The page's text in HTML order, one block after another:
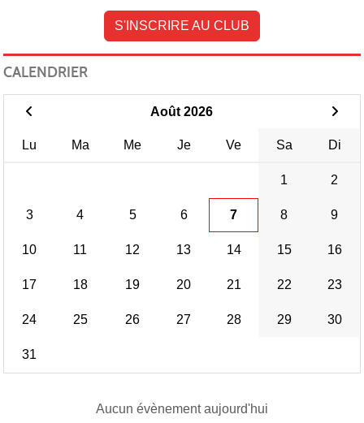
S'INSCRIRE AU CLUB
CALENDRIER
Août 2026
Lu Ma Me Je Ve Sa Di
1 2
3 4 5 6 7 8 9
10 11 12 13 14 15 16
17 18 19 20 21 22 23
24 25 26 27 28 29 30
31
Aucun évènement aujourd'hui